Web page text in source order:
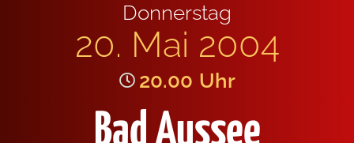
Donnerstag
20. Mai 2004
20.00 Uhr
Bad Aussee